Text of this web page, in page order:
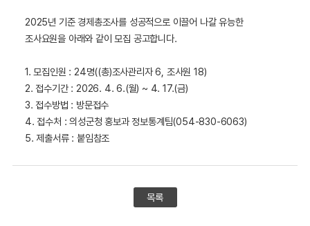
2025년 기준 경제총조사를 성공적으로 이끌어 나갈 유능한
조사요원을 아래와 같이 모집 공고합니다.
1. 모집인원 : 24명((총)조사관리자 6, 조사원 18)
2. 접수기간 : 2026. 4. 6.(월) ~ 4. 17.(금)
3. 접수방법 : 방문접수
4. 접수처 : 의성군청 홍보과 정보통계팀(054-830-6063)
5. 제출서류 : 붙임참조
목록